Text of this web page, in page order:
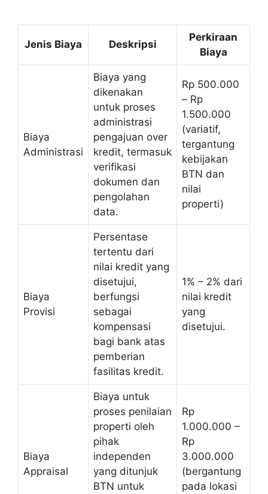
Jenis Biaya Deskripsi
Perkiraan
Biaya
Biaya
Administrasi
Biaya yang
dikenakan
untuk proses
administrasi
pengajuan over
kredit, termasuk
verifikasi
dokumen dan
pengolahan
data.
Rp 500.000
– Rp
1.500.000
(variatif,
tergantung
kebijakan
BTN dan
nilai
properti)
Biaya
Provisi
Persentase
tertentu dari
nilai kredit yang
disetujui,
berfungsi
sebagai
kompensasi
bagi bank atas
pemberian
fasilitas kredit.
1% – 2% dari
nilai kredit
yang
disetujui.
Biaya
Appraisal
Biaya untuk
proses penilaian
properti oleh
pihak
independen
yang ditunjuk
BTN untuk
Rp
1.000.000 –
Rp
3.000.000
(bergantung
pada lokasi